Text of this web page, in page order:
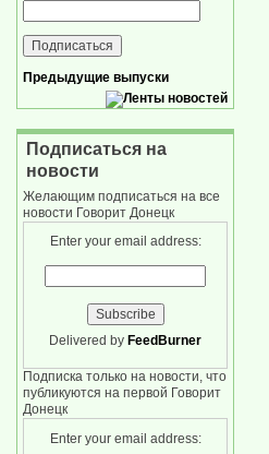
Предыдущие выпуски
Подписаться на
новости
Желающим подписаться на все
новости Говорит Донецк
Enter your email address:
Delivered by FeedBurner
Подписка только на новости, что
публикуются на первой Говорит
Донецк
Enter your email address: